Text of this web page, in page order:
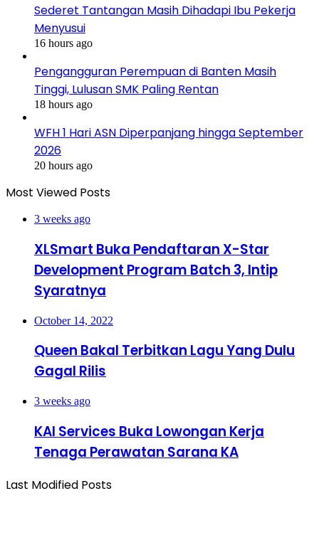
Sederet Tantangan Masih Dihadapi Ibu Pekerja
Menyusui
16 hours ago
Pengangguran Perempuan di Banten Masih
Tinggi, Lulusan SMK Paling Rentan
18 hours ago
WFH 1 Hari ASN Diperpanjang hingga September
2026
20 hours ago
Most Viewed Posts
3 weeks ago
XLSmart Buka Pendaftaran X-Star
Development Program Batch 3, Intip
Syaratnya
October 14, 2022
Queen Bakal Terbitkan Lagu Yang Dulu
Gagal Rilis
3 weeks ago
KAI Services Buka Lowongan Kerja
Tenaga Perawatan Sarana KA
Last Modified Posts